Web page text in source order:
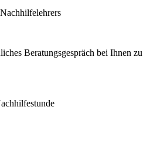
Beratungsgespräch bei Ihnen zu